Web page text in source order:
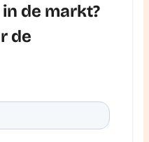
de markt?
de